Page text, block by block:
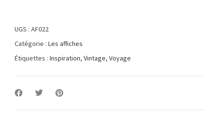
UGS : AF022
Catégorie : Les affiches
Étiquettes : Inspiration, Vintage, Voyage